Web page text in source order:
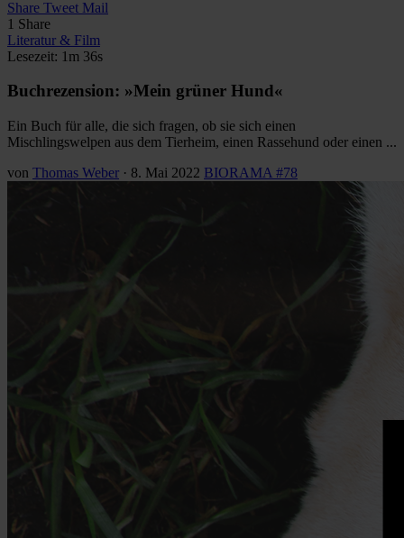
Share Tweet Mail
1 Share
Literatur & Film
Lesezeit: 1m 36s
Buchrezension: »Mein grüner Hund«
Ein Buch für alle, die sich fragen, ob sie sich einen
Mischlingswelpen aus dem Tierheim, einen Rassehund oder einen ...
von Thomas Weber · 8. Mai 2022 BIORAMA #78